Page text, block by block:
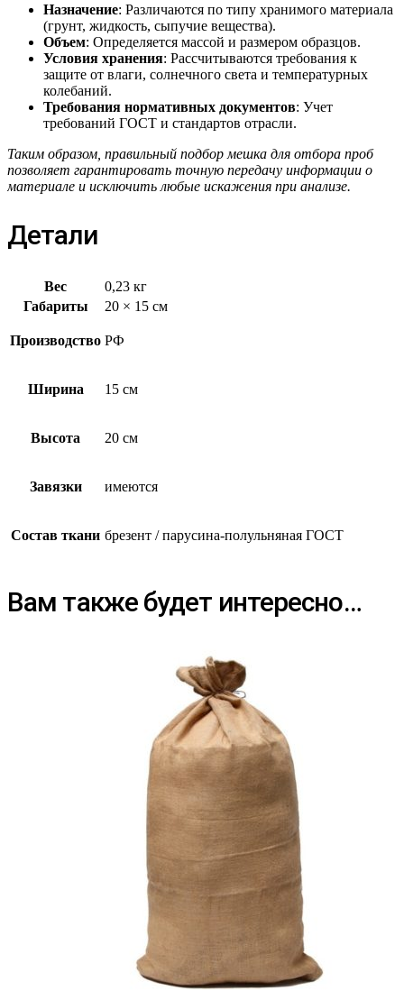
Назначение: Различаются по типу хранимого материала
(грунт, жидкость, сыпучие вещества).
Объем: Определяется массой и размером образцов.
Условия хранения: Рассчитываются требования к
защите от влаги, солнечного света и температурных
колебаний.
Требования нормативных документов: Учет
требований ГОСТ и стандартов отрасли.
Таким образом, правильный подбор мешка для отбора проб
позволяет гарантировать точную передачу информации о
материале и исключить любые искажения при анализе.
Детали
Вес
0,23 кг
Габариты
20 × 15 см
Производство РФ
Ширина 15 см
Высота 20 см
Завязки имеются
Состав ткани брезент / парусина-полульняная ГОСТ
Вам также будет интересно…